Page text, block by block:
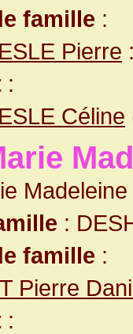
famille :
Pierre
:
Céline
Madeleine
:
famille :
Pierre
: